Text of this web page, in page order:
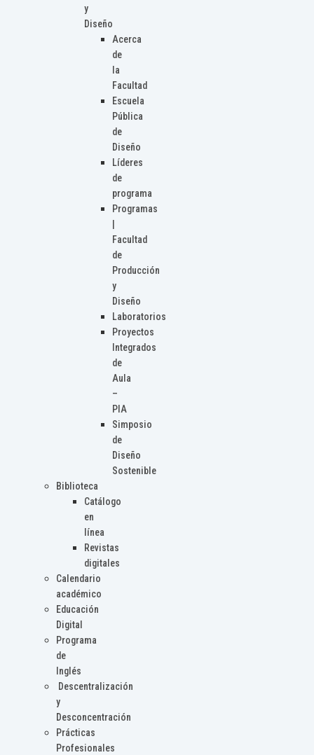
y
Diseño
Acerca
de
la
Facultad
Escuela
Pública
de
Diseño
Líderes
de
programa
Programas
Facultad
de
Producción
y
Diseño
Laboratorios
Proyectos
Integrados
de
Aula
–
PIA
Simposio
de
Diseño
Sostenible
Biblioteca
Catálogo
en
línea
Revistas
digitales
Calendario
académico
Educación
Digital
Programa
de
Inglés
Descentralización
y
Desconcentración
Prácticas
Profesionales